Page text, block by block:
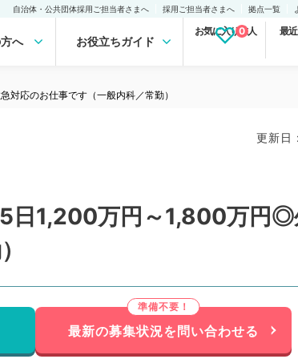
自治体・公共団体採用ご担当者さまへ 採用ご担当者さまへ 拠点一覧
へ お役立ちガイド
お気に入り求人
0 最
応のお仕事です（一般内科／常勤）
更新
日1,200万円～1,800万円◎
最新の募集状況を問い合わせる